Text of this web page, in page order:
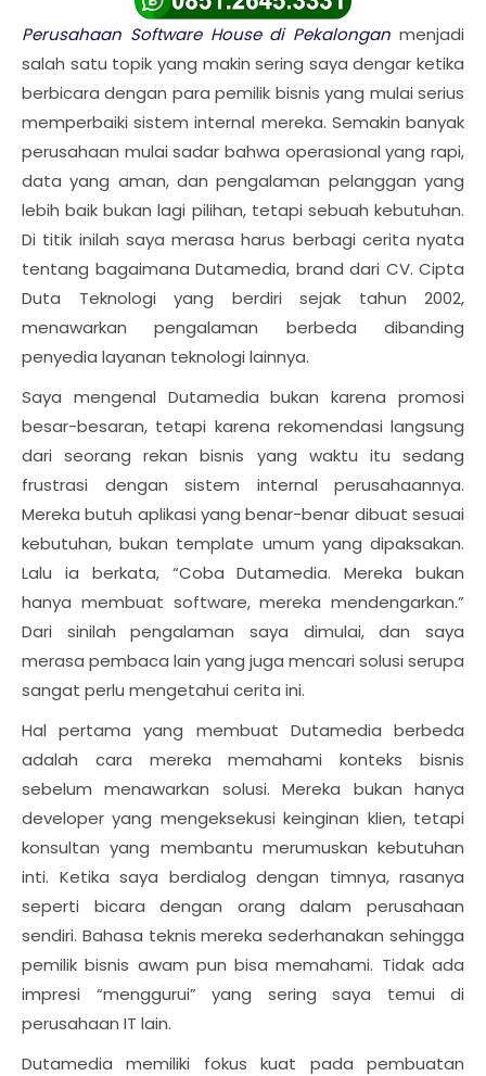
Perusahaan Software House di Pekalongan menjadi
salah satu topik yang makin sering saya dengar ketika
berbicara dengan para pemilik bisnis yang mulai serius
memperbaiki sistem internal mereka. Semakin banyak
perusahaan mulai sadar bahwa operasional yang rapi,
data yang aman, dan pengalaman pelanggan yang
lebih baik bukan lagi pilihan, tetapi sebuah kebutuhan.
Di titik inilah saya merasa harus berbagi cerita nyata
tentang bagaimana Dutamedia, brand dari CV. Cipta
Duta Teknologi yang berdiri sejak tahun 2002,
menawarkan pengalaman berbeda dibanding
penyedia layanan teknologi lainnya.
Saya mengenal Dutamedia bukan karena promosi
besar-besaran, tetapi karena rekomendasi langsung
dari seorang rekan bisnis yang waktu itu sedang
frustrasi dengan sistem internal perusahaannya.
Mereka butuh aplikasi yang benar-benar dibuat sesuai
kebutuhan, bukan template umum yang dipaksakan.
Lalu ia berkata, “Coba Dutamedia. Mereka bukan
hanya membuat software, mereka mendengarkan.”
Dari sinilah pengalaman saya dimulai, dan saya
merasa pembaca lain yang juga mencari solusi serupa
sangat perlu mengetahui cerita ini.
Hal pertama yang membuat Dutamedia berbeda
adalah cara mereka memahami konteks bisnis
sebelum menawarkan solusi. Mereka bukan hanya
developer yang mengeksekusi keinginan klien, tetapi
konsultan yang membantu merumuskan kebutuhan
inti. Ketika saya berdialog dengan timnya, rasanya
seperti bicara dengan orang dalam perusahaan
sendiri. Bahasa teknis mereka sederhanakan sehingga
pemilik bisnis awam pun bisa memahami. Tidak ada
impresi “menggurui” yang sering saya temui di
perusahaan IT lain.
Dutamedia memiliki fokus kuat pada pembuatan